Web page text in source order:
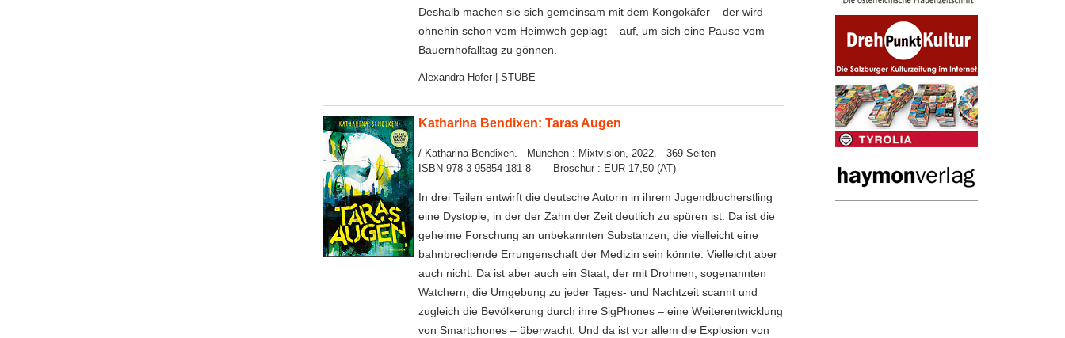
Deshalb machen sie sich gemeinsam mit dem Kongokäfer – der wird
ohnehin schon vom Heimweh geplagt – auf, um sich eine Pause vom
Bauernhofalltag zu gönnen.
Alexandra Hofer | STUBE
Katharina Bendixen: Taras Augen
/ Katharina Bendixen. - München : Mixtvision, 2022. - 369 Seiten
ISBN 978-3-95854-181-8 Broschur : EUR 17,50 (AT)
In drei Teilen entwirft die deutsche Autorin in ihrem Jugendbucherstling
eine Dystopie, in der der Zahn der Zeit deutlich zu spüren ist: Da ist die
geheime Forschung an unbekannten Substanzen, die vielleicht eine
bahnbrechende Errungenschaft der Medizin sein könnte. Vielleicht aber
auch nicht. Da ist aber auch ein Staat, der mit Drohnen, sogenannten
Watchern, die Umgebung zu jeder Tages- und Nachtzeit scannt und
zugleich die Bevölkerung durch ihre SigPhones – eine Weiterentwicklung
von Smartphones – überwacht. Und da ist vor allem die Explosion von